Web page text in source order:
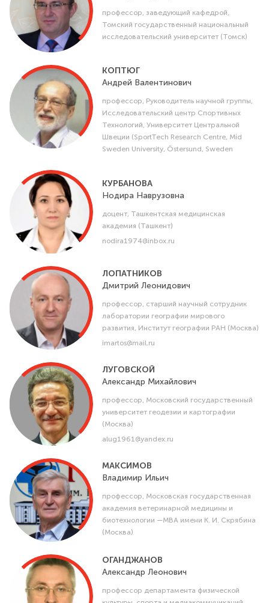
профессор, заведующий кафедрой,
Томский государственный национальный
исследовательский университет (Томск)
КОПТЮГ
Андрей Валентинович
профессор, Руководитель научной группы,
Исследовательский центр Спортивных
Технологий, Университет Центральной
Швеции (SportTech Research Centre, Mid
Sweden University, Östersund, Sweden
КУРБАНОВА
Нодира Наврузовна
доцент, Ташкентская медицинская
академия (Ташкент)
nodira1974@inbox.ru
ЛОПАТНИКОВ
Дмитрий Леонидович
профессор, старший научный сотрудник
лаборатории географии мирового
развития, Институт географии РАН (Москва)
imartos@mail.ru
ЛУГОВСКОЙ
Александр Михайлович
профессор, Московский государственный
университет геодезии и картографии
(Москва)
alug1961@yandex.ru
МАКСИМОВ
Владимир Ильич
профессор, Московская государственная
академия ветеринарной медицины и
биотехнологии —МВА имени К. И. Скрябина
(Москва)
ОГАНДЖАНОВ
Александр Леонович
профессор департамента физической